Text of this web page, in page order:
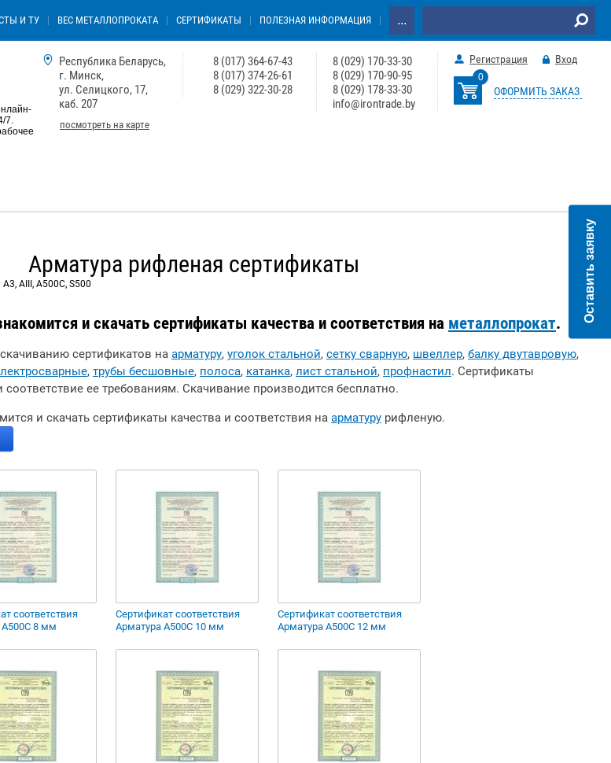
И ТУ ВЕС МЕТАЛЛОПРОКАТА СЕРТИФИКАТЫ ПОЛЕЗНАЯ ИНФОРМАЦИЯ ...
7.
Республика Беларусь,
г. Минск,
ул. Селицкого, 17,
каб. 207
посмотреть на карте
8 (017) 364-67-43
8 (017) 374-26-61
8 (029) 322-30-28
8 (029) 170-33-30
8 (029) 170-90-95
8 (029) 178-33-30
info@irontrade.by
Регистрация Вход
0
ОФОРМИТЬ ЗАКАЗ
Арматура рифленая сертификаты
АIII, А500С, S500
и скачать сертификаты качества и соответствия на металлопрокат.
сертификатов на арматуру, уголок стальной, сетку сварную, швеллер, балку двутавровую,
, трубы бесшовные, полоса, катанка, лист стальной, профнастил. Сертификаты
ее требованиям. Скачивание производится бесплатно.
и скачать сертификаты качества и соответствия на арматуру рифленую.
соответствия
А500С 8 мм
Сертификат соответствия
Арматура А500С 10 мм
Сертификат соответствия
Арматура А500С 12 мм
Оставить заявку